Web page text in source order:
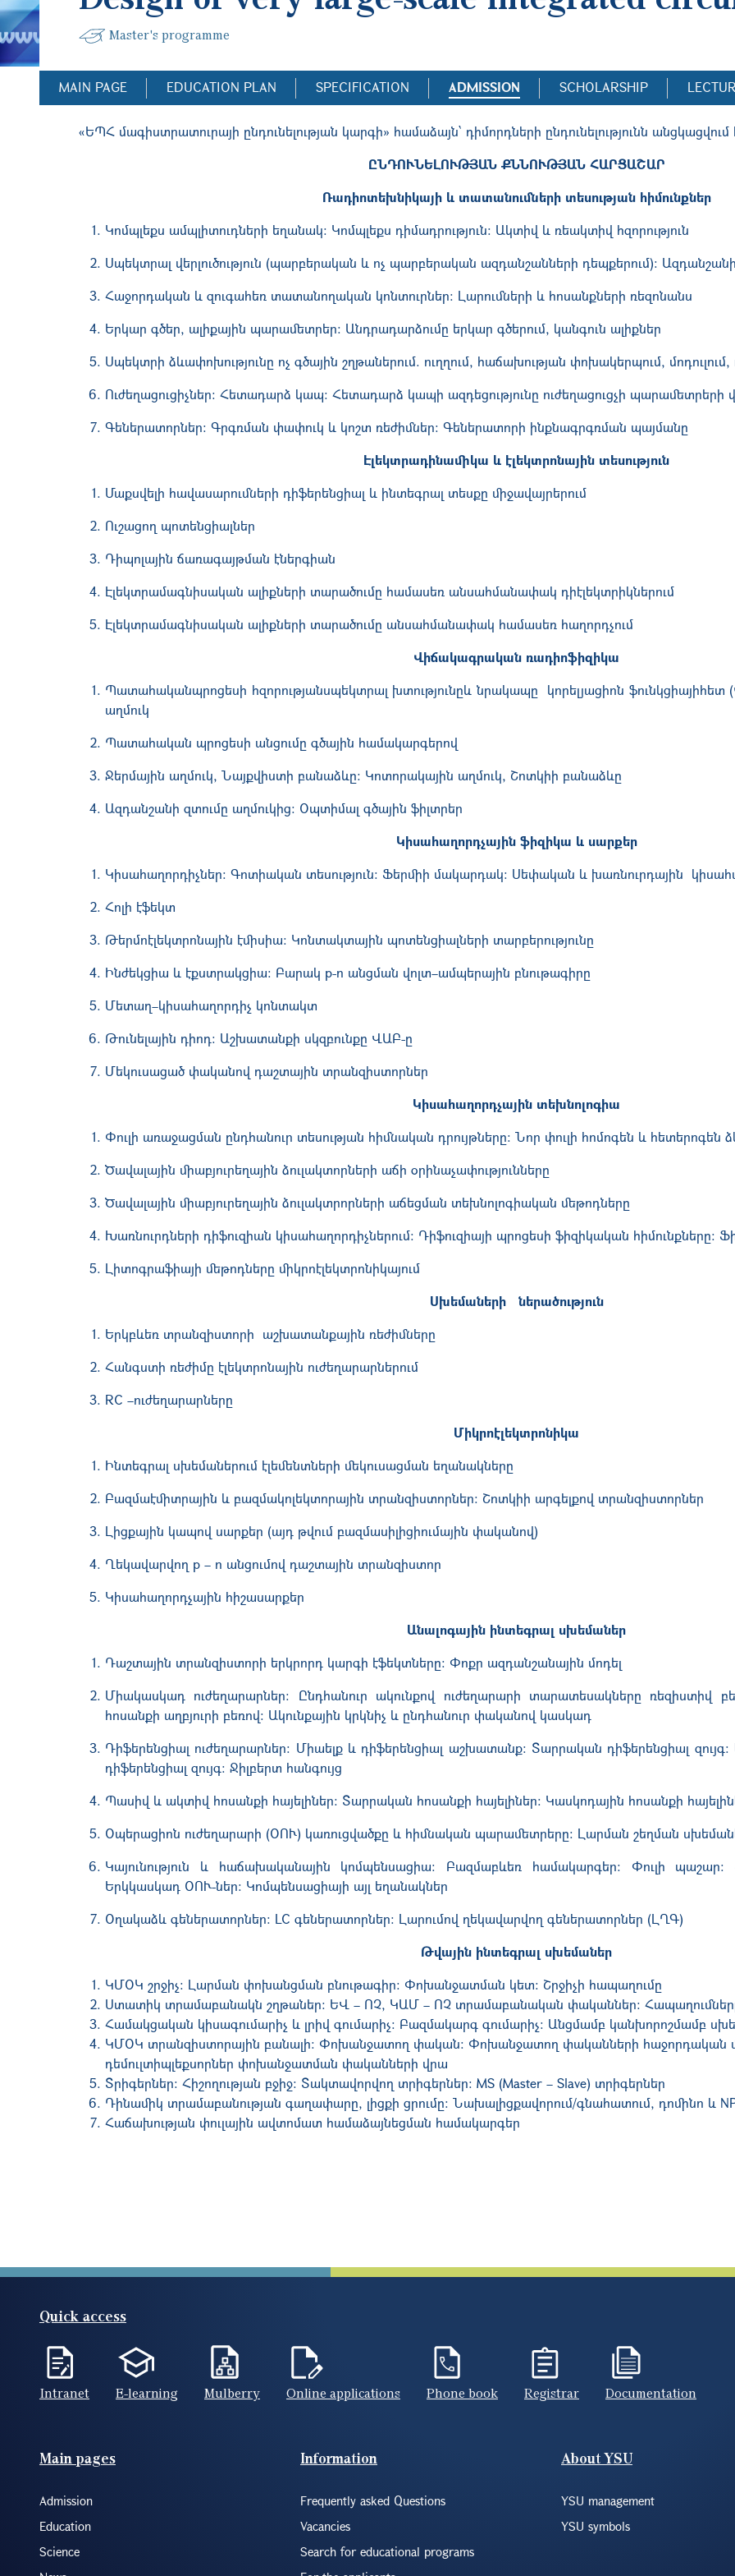
Master's programme
MAIN PAGE EDUCATION PLAN SPECIFICATION ADMISSION SCHOLARSHIP
«ԵՊՀ մագիստրատուրայի ընդունելության կարգի» համաձայն՝ դիմորդների ընդունելությունն
ԸՆԴՈՒՆԵԼՈՒԹՅԱՆ ՔՆՆՈՒԹՅԱՆ ՀԱՐՑԱՇԱՐ
Ռադիոտեխնիկայի և տատանումների տեսության հիմունքներ
Կոմպլեքս ամպլիտուդների եղանակ։ Կոմպլեքս դիմադրություն։ Ակտիվ և ռեակտիվ հզորություն
Սպեկտրալ վերլուծություն (պարբերական և ոչ պարբերական ազդանշանների դեպքերում): Ազդանշանի
Հաջորդական և զուգահեռ տատանողական կոնտուրներ: Լարումների և հոսանքների ռեզոնանս
Երկար գծեր, ալիքային պարամետրեր: Անդրադարձումը երկար գծերում, կանգուն ալիքներ
Սպեկտրի ձևափոխությունը ոչ գծային շղթաներում. ուղղում, հաճախության փոխակերպում,
Ուժեղացուցիչներ: Հետադարձ կապ: Հետադարձ կապի ազդեցությունը ուժեղացուցչի պարա­մետրերի
Գեներատորներ: Գրգռման փափուկ և կոշտ ռեժիմներ: Գեներատորի ինքնագրգռման պայմանը
Էլեկտրադինամիկա և էլեկտրոնային տեսություն
Մաքսվելի հավասարումների դիֆերենցիալ և ինտեգրալ տեսքը միջավայրերում
Ուշացող պոտենցիալներ
Դիպոլային ճառագայթման էներգիան
Էլեկտրամագնիսական ալիքների տարածումը համասեռ անսահմանափակ դիէլեկտրիկներում
Էլեկտրամագնիսական ալիքների տարածումը անսահմանափակ համասեռ հաղորդչում
Վիճակագրական ռադիոֆիզիկա
Պատահականպրոցեսի հզորությանսպեկտրալ խտությունըև նրակապը կորելյացիոն ֆունկցիայիհետ
աղմուկ
Պատահական պրոցեսի անցումը գծային համակարգերով
Ջերմային աղմուկ, Նայքվիստի բանաձևը: Կոտորակային աղմուկ, Շոտկիի բանաձևը
Ազդանշանի զտումը աղմուկից: Օպտիմալ գծային ֆիլտրեր
Կիսահաղորդչային ֆիզիկա և սարքեր
Կիսահաղորդիչներ: Գոտիական տեսություն: Ֆերմիի մակարդակ: Սեփական և խառնուրդային
Հոլի էֆեկտ
Թերմոէլեկտրոնային էմիսիա: Կոնտակտային պոտենցիալների տարբերությունը
Ինժեկցիա և էքստրակցիա: Բարակ p-n անցման վոլտ–ամպերային բնութագիրը
Մետաղ–կիսահաղորդիչ կոնտակտ
Թունելային դիոդ: Աշխատանքի սկզբունքը ՎԱԲ-ը
Մեկուսացած փականով դաշտային տրանզիստորներ
Կիսահաղորդչային տեխնոլոգիա
Փուլի առաջացման ընդհանուր տեսության հիմնական դրույթները: Նոր փուլի հոմոգեն և հետերոգեն
Ծավալային միաբյուրեղային ձուլակտորների աճի օրինաչափությունները
Ծավալային միաբյուրեղային ձուլակտրորների աճեցման տեխնոլոգիական մեթոդները
Խառնուրդների դիֆուզիան կիսահաղորդիչներում: Դիֆուզիայի պրոցեսի ֆիզիկական հիմունքները:
Լիտոգրաֆիայի մեթոդները միկրոէլեկտրոնիկայում
Սխեմաների ներածություն
Երկբևեռ տրանզիստորի աշխատանքային ռեժիմները
Հանգստի ռեժիմը էլեկտրոնային ուժեղարարներում
RC –ուժեղարարները
Միկրոէլեկտրոնիկա
Ինտեգրալ սխեմաներում էլեմենտների մեկուսացման եղանակները
Բազմաէմիտրային և բազմակոլեկտորային տրանզիստորներ: Շոտկիի արգելքով տրանզիստորներ
Լիցքային կապով սարքեր (այդ թվում բազմասիլիցիումային փականով)
Ղեկավարվող p – n անցումով դաշտային տրանզիստոր
Կիսահաղորդչային հիշասարքեր
Անալոգային ինտեգրալ սխեմաներ
Դաշտային տրանզիստորի երկրորդ կարգի էֆեկտները: Փոքր ազդանշանային մոդել
Միակասկադ ուժեղարարներ: Ընդհանուր ակունքով ուժեղարարի տարատեսակները ռեզիստիվ
հոսանքի աղբյուրի բեռով: Ակունքային կրկնիչ և ընդհանուր փականով կասկադ
Դիֆերենցիալ ուժեղարարներ: Միաելք և դիֆերենցիալ աշխատանք: Տարրական դիֆերենցիալ
դիֆերենցիալ զույգ: Ջիլբերտ հանգույց
Պասիվ և ակտիվ հոսանքի հայելիներ: Տարրական հոսանքի հայելիներ: Կասկոդային հոսանքի
Օպերացիոն ուժեղարարի (ՕՈՒ) կառուցվածքը և հիմնական պարամետրերը: Լարման շեղման
Կայունություն և հաճախականային կոմպենսացիա: Բազմաբևեռ համակարգեր: Փուլի
Երկկասկադ ՕՈՒ-ներ: Կոմպենսացիայի այլ եղանակներ
Օղակաձև գեներատորներ: LC գեներատորներ: Լարումով ղեկավարվող գեներատորներ (ԼՂԳ)
Թվային ինտեգրալ սխեմաներ
ԿՄՕԿ շրջիչ: Լարման փոխանցման բնութագիր: Փոխանջատման կետ: Շրջիչի հապաղումը
Ստատիկ տրամաբանակն շղթաներ: ԵՎ – ՈՉ, ԿԱՄ – ՈՉ տրամաբանական փականներ:
Համակցական կիսագումարիչ և լրիվ գումարիչ: Բազմակարգ գումարիչ: Անցմամբ կանխորոշմամբ
ԿՄՕԿ տրանզիստորային բանալի: Փոխանջատող փական: Փոխանջատող փականների հաջորդական
դեմուլտիպլեքսորներ փոխանջատման փականների վրա
Տրիգերներ: Հիշողության բջիջ: Տակտավորվող տրիգերներ: MS (Master – Slave) տրիգերներ
Դինամիկ տրամաբանության գաղափարը, լիցքի ցրումը: Նախալիցքավորում/գնահատում, դոմինո և
Հաճախության փուլային ավտոմատ համաձայնեցման համակարգեր
Quick access
Intranet E-learning Mulberry Online applications Phone book Registrar Documentation
Footer(ENG)
Main pages
Admission
Education
Science
Information
Frequently asked Questions
Vacancies
Search for educational programs
About YSU
YSU management
YSU symbols